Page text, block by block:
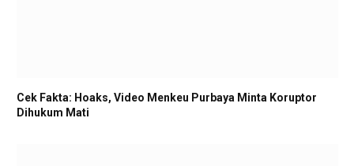
Cek Fakta: Hoaks, Video Menkeu Purbaya Minta Koruptor
Dihukum Mati